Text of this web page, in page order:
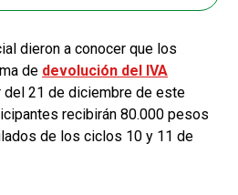
dieron a conocer que los
de devolución del IVA
del 21 de diciembre de este
recibirán 80.000 pesos
de los ciclos 10 y 11 de